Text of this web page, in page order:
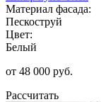
Материал фасада:
Пескоструй
Цвет:
Белый
от 48 000 руб.
Рассчитать